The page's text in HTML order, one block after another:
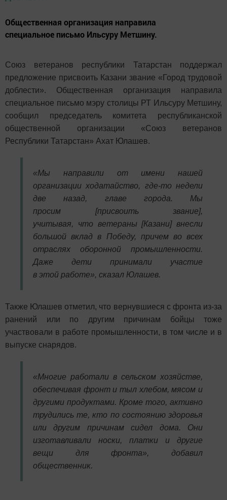
Общественная организация направила
специальное письмо Ильсуру Метшину.
Союз ветеранов республики Татарстан поддержал
предложение присвоить Казани звание «Город трудовой
доблести». Общественная организация направила
специальное письмо мэру столицы РТ Ильсуру Метшину,
сообщил председатель комитета республиканской
общественной организации «Союз ветеранов
Республики Татарстан» Ахат Юлашев.
«Мы направили от имени нашей
организации ходатайство, где-то недели
две назад, главе города. Мы
просим [присвоить звание],
учитывая, что ветераны [Казани] внесли
большой вклад в Победу, причем во всех
отраслях оборонной промышленности.
Даже дети принимали участие
в этой работе», сказал Юлашев.
Также Юлашев отметил, что вернувшиеся с фронта из-за
ранений или по другим причинам бойцы тоже
участвовали в работе промышленности, в том числе и в
выпуске снарядов.
«Многие работали в сельском хозяйстве,
обеспечивая фронт и тыл хлебом, мясом и
другими продуктами. Кроме того, активно
трудились те, кто по состоянию здоровья
или другим причинам сидел дома. Они
изготавливали носки, платки и другие
вещи для фронта», добавил
общественник.